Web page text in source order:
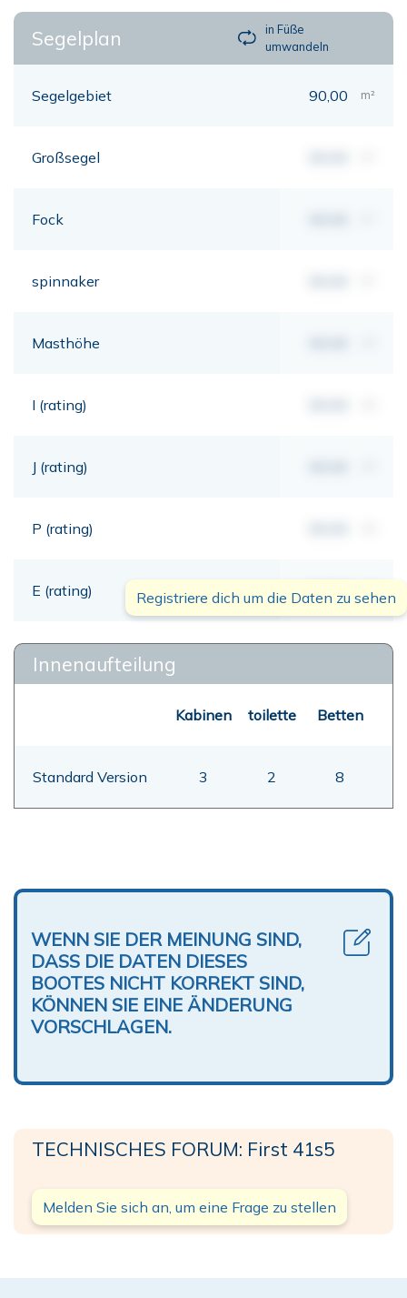
Segelplan
in Füße
umwandeln
Segelgebiet 90,00 m²
Großsegel
Fock
spinnaker
Masthöhe
I (rating)
J (rating)
P (rating)
E (rating) 00,00 mt
Registriere dich um die Daten zu sehen
Innenaufteilung
Kabinen toilette Betten
Standard Version 3 2 8
WENN SIE DER MEINUNG SIND,
DASS DIE DATEN DIESES
BOOTES NICHT KORREKT SIND,
KÖNNEN SIE EINE ÄNDERUNG
VORSCHLAGEN.
TECHNISCHES FORUM: First 41s5
Melden Sie sich an, um eine Frage zu stellen